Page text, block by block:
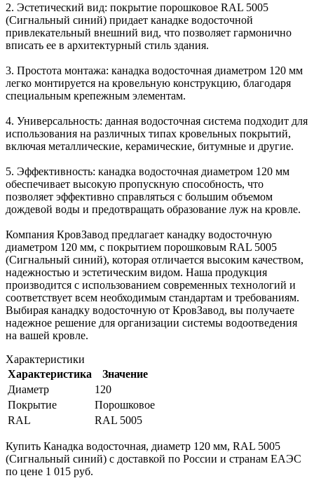
2. Эстетический вид: покрытие порошковое RAL 5005
(Сигнальный синий) придает канадке водосточной
привлекательный внешний вид, что позволяет гармонично
вписать ее в архитектурный стиль здания.
3. Простота монтажа: канадка водосточная диаметром 120 мм
легко монтируется на кровельную конструкцию, благодаря
специальным крепежным элементам.
4. Универсальность: данная водосточная система подходит для
использования на различных типах кровельных покрытий,
включая металлические, керамические, битумные и другие.
5. Эффективность: канадка водосточная диаметром 120 мм
обеспечивает высокую пропускную способность, что
позволяет эффективно справляться с большим объемом
дождевой воды и предотвращать образование луж на кровле.
Компания КровЗавод предлагает канадку водосточную
диаметром 120 мм, с покрытием порошковым RAL 5005
(Сигнальный синий), которая отличается высоким качеством,
надежностью и эстетическим видом. Наша продукция
производится с использованием современных технологий и
соответствует всем необходимым стандартам и требованиям.
Выбирая канадку водосточную от КровЗавод, вы получаете
надежное решение для организации системы водоотведения
на вашей кровле.
Характеристики
Характеристика
Значение
Диаметр
120
Покрытие
Порошковое
RAL
RAL 5005
Купить Канадка водосточная, диаметр 120 мм, RAL 5005
(Сигнальный синий) с доставкой по России и странам ЕАЭС
по цене 1 015 руб.